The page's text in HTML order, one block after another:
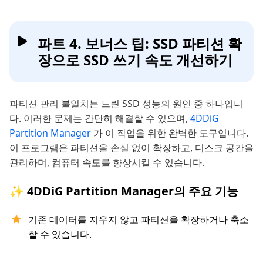
파트 4. 보너스 팁: SSD 파티션 확
장으로 SSD 쓰기 속도 개선하기
파티션 관리 불일치는 느린 SSD 성능의 원인 중 하나입니
다. 이러한 문제는 간단히 해결할 수 있으며, 4DDiG
Partition Manager 가 이 작업을 위한 완벽한 도구입니다.
이 프로그램은 파티션을 손실 없이 확장하고, 디스크 공간을
관리하며, 컴퓨터 속도를 향상시킬 수 있습니다.
✨ 4DDiG Partition Manager의 주요 기능
기존 데이터를 지우지 않고 파티션을 확장하거나 축소
할 수 있습니다.